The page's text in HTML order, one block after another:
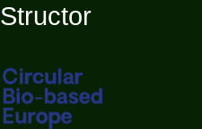
nStructor